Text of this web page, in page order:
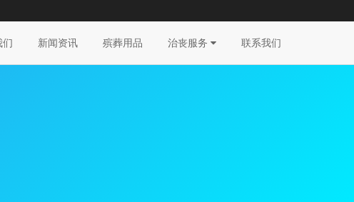
们 新闻资讯 殡葬用品 治丧服务 联系我们